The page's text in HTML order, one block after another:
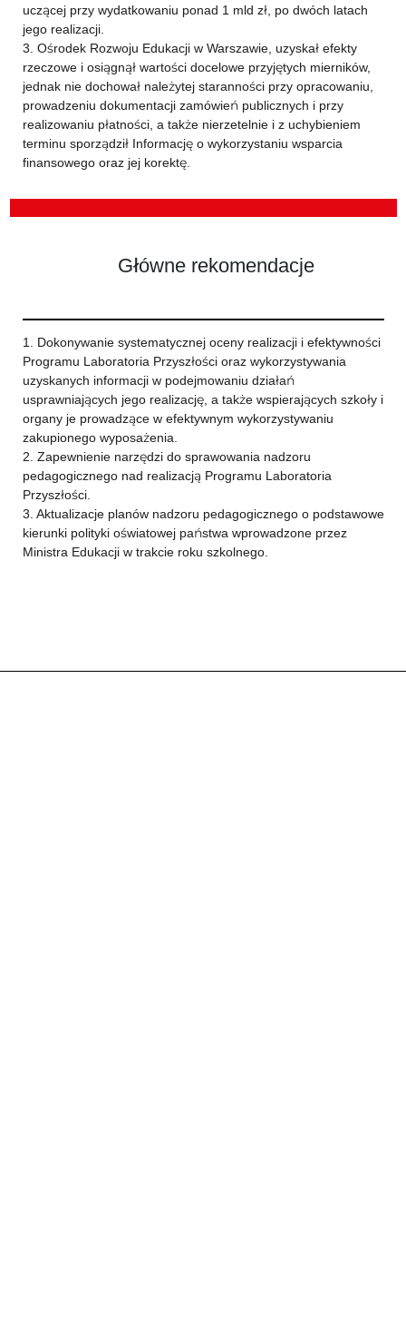
uczącej przy wydatkowaniu ponad 1 mld zł, po dwóch latach
jego realizacji.
3. Ośrodek Rozwoju Edukacji w Warszawie, uzyskał efekty
rzeczowe i osiągnął wartości docelowe przyjętych mierników,
jednak nie dochował należytej staranności przy opracowaniu,
prowadzeniu dokumentacji zamówień publicznych i przy
realizowaniu płatności, a także nierzetelnie i z uchybieniem
terminu sporządził Informację o wykorzystaniu wsparcia
finansowego oraz jej korektę.
Główne rekomendacje
1. Dokonywanie systematycznej oceny realizacji i efektywności
Programu Laboratoria Przyszłości oraz wykorzystywania
uzyskanych informacji w podejmowaniu działań
usprawniających jego realizację, a także wspierających szkoły i
organy je prowadzące w efektywnym wykorzystywaniu
zakupionego wyposażenia.
2. Zapewnienie narzędzi do sprawowania nadzoru
pedagogicznego nad realizacją Programu Laboratoria
Przyszłości.
3. Aktualizacje planów nadzoru pedagogicznego o podstawowe
kierunki polityki oświatowej państwa wprowadzone przez
Ministra Edukacji w trakcie roku szkolnego.